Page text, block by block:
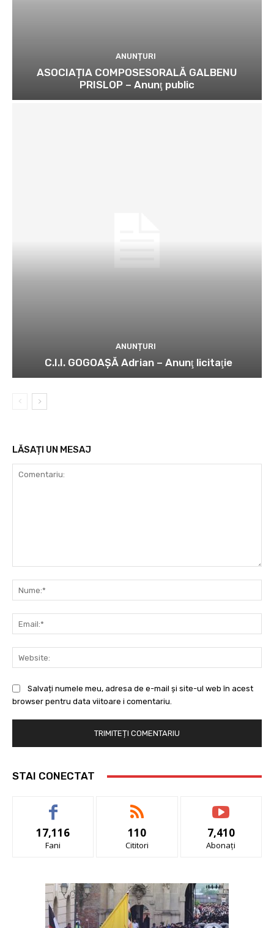
ANUNȚURI
ASOCIAȚIA COMPOSESORALĂ GALBENU
PRISLOP – Anunţ public
ANUNȚURI
C.I.I. GOGOAŞĂ Adrian – Anunţ licitaţie
LĂSAȚI UN MESAJ
Salvați numele meu, adresa de e-mail și site-ul web în acest
browser pentru data viitoare i comentariu.
STAI CONECTAT
17,116
Fani
110
Cititori
7,410
Abonați